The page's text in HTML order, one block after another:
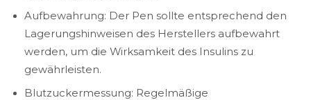
Aufbewahrung: Der Pen sollte entsprechend den
Lagerungshinweisen des Herstellers aufbewahrt
werden, um die Wirksamkeit des Insulins zu
gewährleisten.
Blutzuckermessung: Regelmäßige